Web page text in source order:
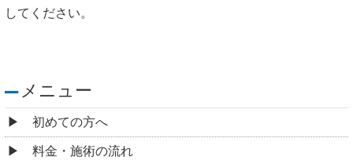
してください。
メニュー
初めての方へ
料金・施術の流れ